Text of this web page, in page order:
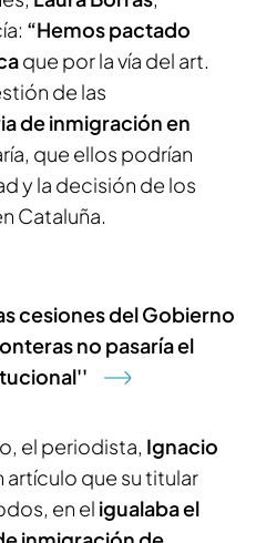
“Hemos pactado
que por la vía del art.
de las
de inmigración en
que ellos podrían
y la decisión de los
Cataluña.
cesiones del Gobierno
no pasaría el
el periodista, Ignacio
artículo que su titular
en el igualaba el